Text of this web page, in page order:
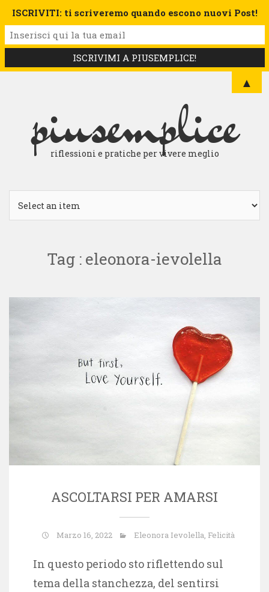
piusemplice
riflessioni e pratiche per vivere meglio
Tag : eleonora-ievolella
ASCOLTARSI PER AMARSI
Marzo 16, 2022 Eleonora Ievolella, Felicità
In questo periodo sto riflettendo sul
tema della stanchezza, del sentirsi
ISCRIVITI: ti scriveremo quando escono nuovi Post!
▲